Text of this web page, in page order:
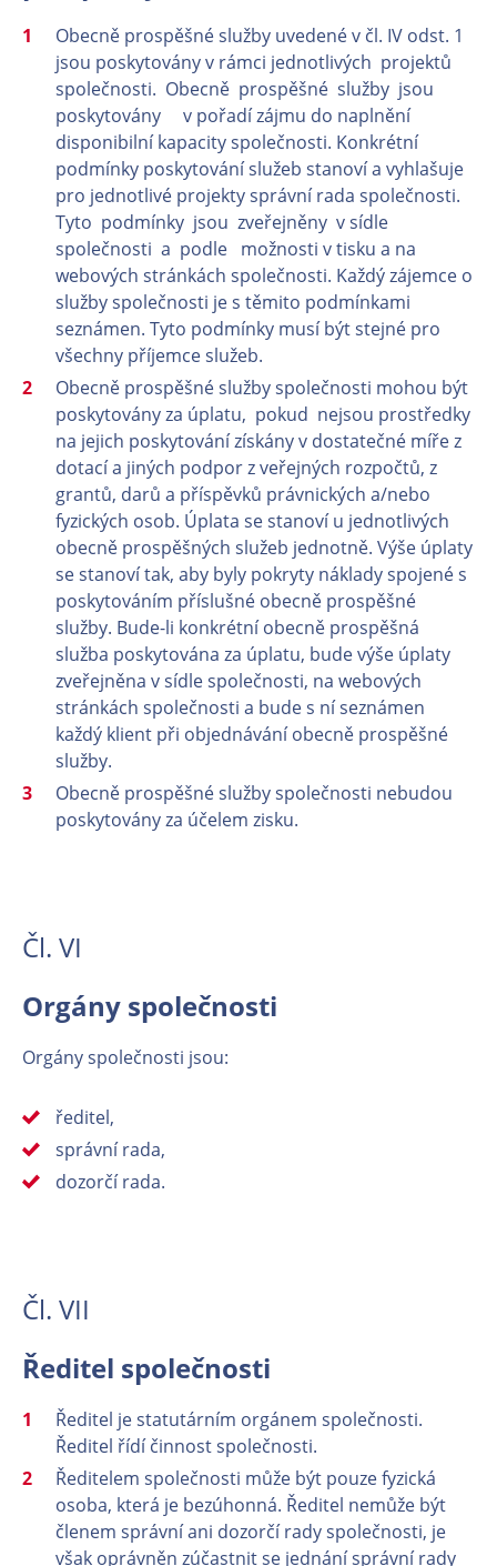
Obecně prospěšné služby uvedené v čl. IV odst. 1
jsou poskytovány v rámci jednotlivých projektů
společnosti. Obecně prospěšné služby jsou
poskytovány v pořadí zájmu do naplnění
disponibilní kapacity společnosti. Konkrétní
podmínky poskytování služeb stanoví a vyhlašuje
pro jednotlivé projekty správní rada společnosti.
Tyto podmínky jsou zveřejněny v sídle
společnosti a podle možnosti v tisku a na
webových stránkách společnosti. Každý zájemce o
služby společnosti je s těmito podmínkami
seznámen. Tyto podmínky musí být stejné pro
všechny příjemce služeb.
Obecně prospěšné služby společnosti mohou být
poskytovány za úplatu, pokud nejsou prostředky
na jejich poskytování získány v dostatečné míře z
dotací a jiných podpor z veřejných rozpočtů, z
grantů, darů a příspěvků právnických a/nebo
fyzických osob. Úplata se stanoví u jednotlivých
obecně prospěšných služeb jednotně. Výše úplaty
se stanoví tak, aby byly pokryty náklady spojené s
poskytováním příslušné obecně prospěšné
služby. Bude-li konkrétní obecně prospěšná
služba poskytována za úplatu, bude výše úplaty
zveřejněna v sídle společnosti, na webových
stránkách společnosti a bude s ní seznámen
každý klient při objednávání obecně prospěšné
služby.
Obecně prospěšné služby společnosti nebudou
poskytovány za účelem zisku.
Čl. VI
Orgány společnosti
Orgány společnosti jsou:
ředitel,
správní rada,
dozorčí rada.
Čl. VII
Ředitel společnosti
Ředitel je statutárním orgánem společnosti.
Ředitel řídí činnost společnosti.
Ředitelem společnosti může být pouze fyzická
osoba, která je bezúhonná. Ředitel nemůže být
členem správní ani dozorčí rady společnosti, je
však oprávněn zúčastnit se jednání správní rady